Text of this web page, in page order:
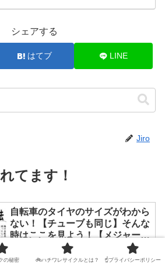
シェアする
はてブ LINE
Jiro
てます！
自転車のタイヤのサイズがわから
ない！【チューブも同じ】そんな
時はここを見よう！【メジャーは
自転車のタイヤが欲しいけどサイズいく
つだっけ？あれ？そもそもサイズって？
の秘密 🚲ハチワレサイクルとは？ ☝プライバシーポリシー